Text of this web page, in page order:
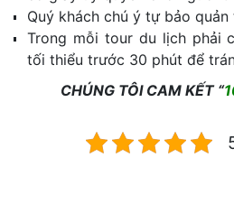
Quý khách chú ý tự bảo quản
Trong mỗi tour du lịch phải
tối thiểu trước 30 phút để
CHÚNG TÔI CAM KẾT “